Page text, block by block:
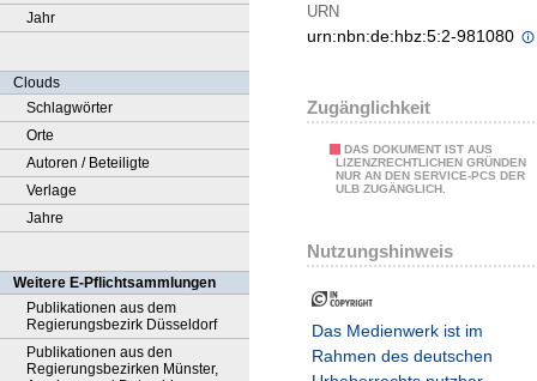
Jahr
Clouds
Schlagwörter
Orte
Autoren / Beteiligte
Verlage
Jahre
Weitere E-Pflichtsammlungen
Publikationen aus dem
Regierungsbezirk Düsseldorf
Publikationen aus den
Regierungsbezirken Münster,
URN
urn:nbn:de:hbz:5:2-981080
Zugänglichkeit
DAS DOKUMENT IST AUS
LIZENZRECHTLICHEN GRÜNDEN
NUR AN DEN SERVICE-PCS DER
ULB ZUGÄNGLICH.
Nutzungshinweis
Das Medienwerk ist im
Rahmen des deutschen